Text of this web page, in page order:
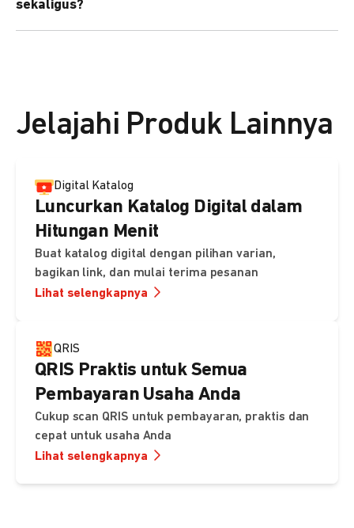
kebutuhan Anda.
sekaligus?
Jelajahi Produk Lainnya
Digital Katalog
Luncurkan Katalog Digital dalam
Hitungan Menit
Buat katalog digital dengan pilihan varian,
bagikan link, dan mulai terima pesanan
Lihat selengkapnya
QRIS
QRIS Praktis untuk Semua
Pembayaran Usaha Anda
Cukup scan QRIS untuk pembayaran, praktis dan
cepat untuk usaha Anda
Lihat selengkapnya